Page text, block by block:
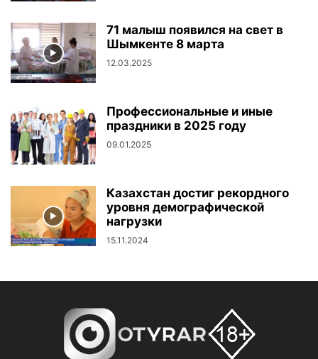
71 малыш появился на свет в
Шымкенте 8 марта
12.03.2025
Профессиональные и иные
праздники в 2025 году
09.01.2025
Казахстан достиг рекордного
уровня демографической
нагрузки
15.11.2024